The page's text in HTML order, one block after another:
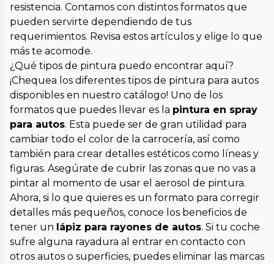
resistencia. Contamos con distintos formatos que
pueden servirte dependiendo de tus
requerimientos. Revisa estos artículos y elige lo que
más te acomode.
¿Qué tipos de pintura puedo encontrar aquí?
¡Chequea los diferentes tipos de pintura para autos
disponibles en nuestro catálogo! Uno de los
formatos que puedes llevar es la pintura en spray
para autos. Esta puede ser de gran utilidad para
cambiar todo el color de la carrocería, así como
también para crear detalles estéticos como líneas y
figuras. Asegúrate de cubrir las zonas que no vas a
pintar al momento de usar el aerosol de pintura.
Ahora, si lo que quieres es un formato para corregir
detalles más pequeños, conoce los beneficios de
tener un lápiz para rayones de autos. Si tu coche
sufre alguna rayadura al entrar en contacto con
otros autos o superficies, puedes eliminar las marcas